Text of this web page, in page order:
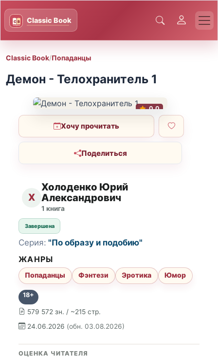
Classic Book/Попаданцы
Демон - Телохранитель 1
0.0
Хочу прочитать
Поделиться
Х
Холоденко Юрий
Александрович
1 книга
Завершена
18+
579 572 зн. / ~215 стр.
24.06.2026 (обн. 03.08.2026)
Серия: "По образу и подобию"
ЖАНРЫ
Попаданцы Фэнтези Эротика Юмор
ОЦЕНКА ЧИТАТЕЛЯ